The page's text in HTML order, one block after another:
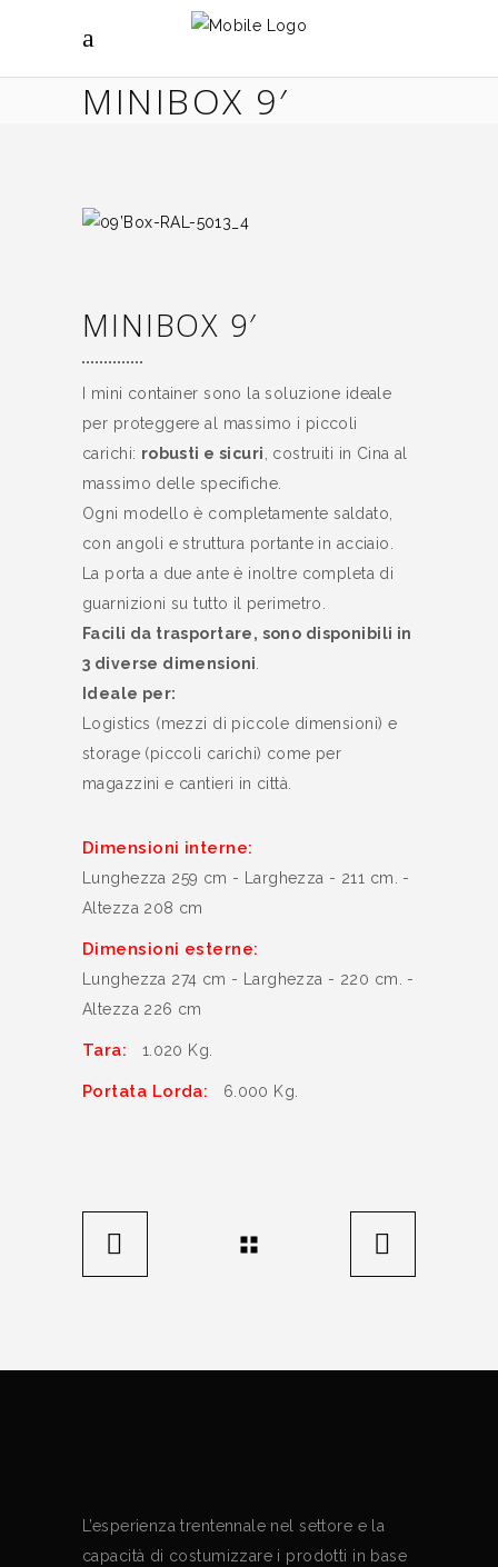
MINIBOX 9′
MINIBOX 9′
I mini container sono la soluzione ideale
per proteggere al massimo i piccoli
carichi: robusti e sicuri, costruiti in Cina al
massimo delle specifiche.
Ogni modello è completamente saldato,
con angoli e struttura portante in acciaio.
La porta a due ante è inoltre completa di
guarnizioni su tutto il perimetro.
Facili da trasportare, sono disponibili in
3 diverse dimensioni.
Ideale per:
Logistics (mezzi di piccole dimensioni) e
storage (piccoli carichi) come per
magazzini e cantieri in città.
Dimensioni interne:
Lunghezza 259 cm - Larghezza - 211 cm. -
Altezza 208 cm
Dimensioni esterne:
Lunghezza 274 cm - Larghezza - 220 cm. -
Altezza 226 cm
Tara: 1.020 Kg.
Portata Lorda: 6.000 Kg.
L’esperienza trentennale nel settore e la
capacità di costumizzare i prodotti in base